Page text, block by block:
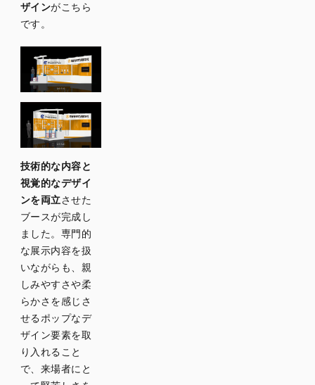
ザインがこちら
です。
技術的な内容と
視覚的なデザイ
ンを両立させた
ブースが完成し
ました。専門的
な展示内容を扱
いながらも、親
しみやすさや柔
らかさを感じさ
せるポップなデ
ザイン要素を取
り入れること
で、来場者にと